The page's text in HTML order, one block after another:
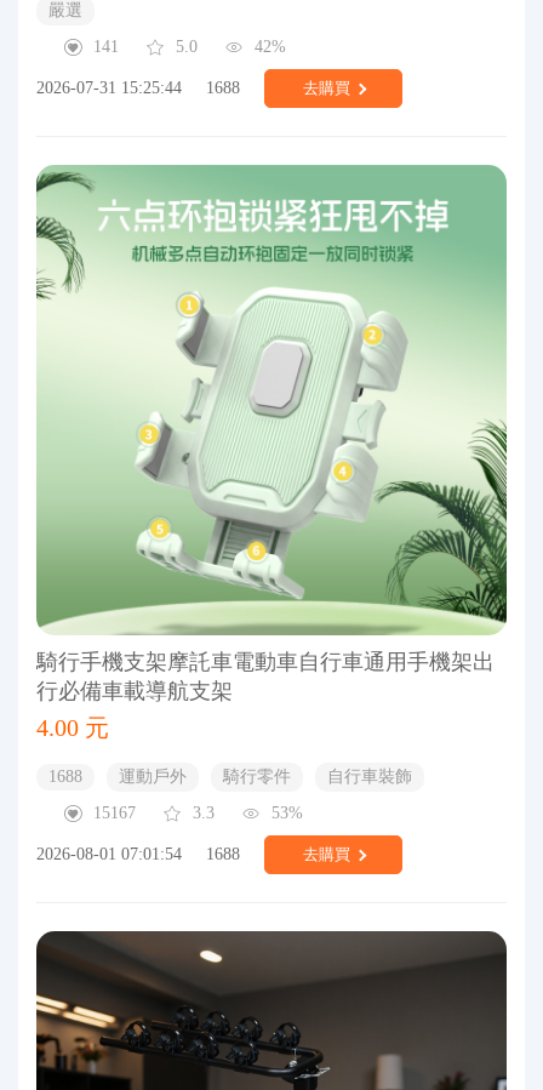
嚴選
141
5.0 42%
2026-07-31 15:25:44 1688 去購買
騎行手機支架摩託車電動車自行車通用手機架出
行必備車載導航支架
4.00 元
1688 運動戶外 騎行零件
自行車裝飾
15167
3.3 53%
2026-08-01 07:01:54 1688 去購買